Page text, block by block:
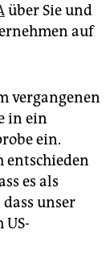
über Sie und
auf
vergangenen
in ein
ein.
entschieden
es als
unser
US-